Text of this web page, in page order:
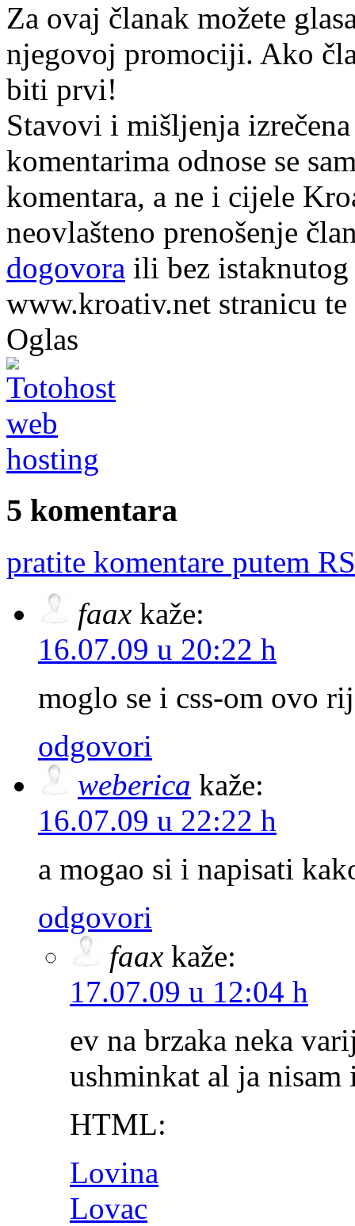
Za ovaj članak možete
njegovoj promociji. Ako
biti prvi!
Stavovi i mišljenja
komentarima odnose se
komentara, a ne i cijele
neovlašteno prenošenje
dogovora ili bez
www.kroativ.net stranicu te
Oglas
5 komentara
pratite komentare putem
faax kaže:
16.07.09 u 20:22 h
moglo se i css-om ovo
odgovori
weberica kaže:
16.07.09 u 22:22 h
a mogao si i napisati
odgovori
faax kaže:
17.07.09 u 12:04 h
ev na brzaka neka
ushminkat al ja nisam
HTML:
Lovina
Lovac